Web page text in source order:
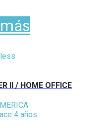
II / HOME OFFICE
4 años